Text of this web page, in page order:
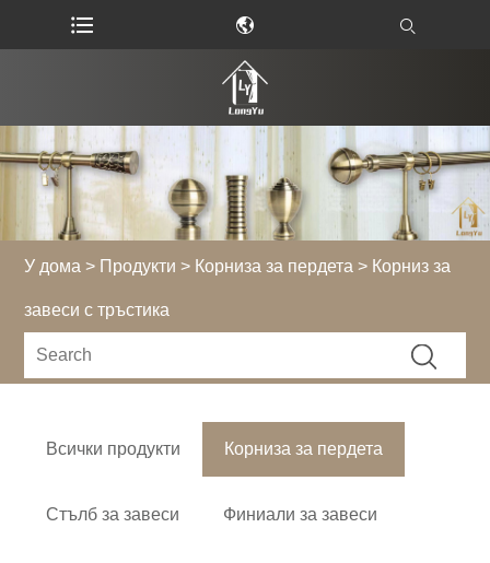
У дома > Продукти > Корниза за пердета > Корниз за
завеси с тръстика
Всички продукти Корниза за пердета
Стълб за завеси Финиали за завеси